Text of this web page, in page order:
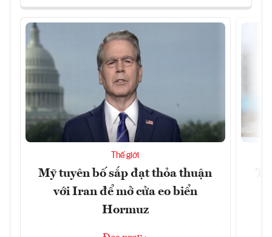
Thế giới
Mỹ tuyên bố sắp đạt thỏa thuận
với Iran để mở cửa eo biển
Hormuz